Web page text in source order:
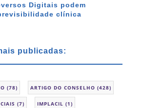
Digitais podem
clínica
publicadas:
(78) ARTIGO DO CONSELHO (428)
(7) IMPLACIL (1)